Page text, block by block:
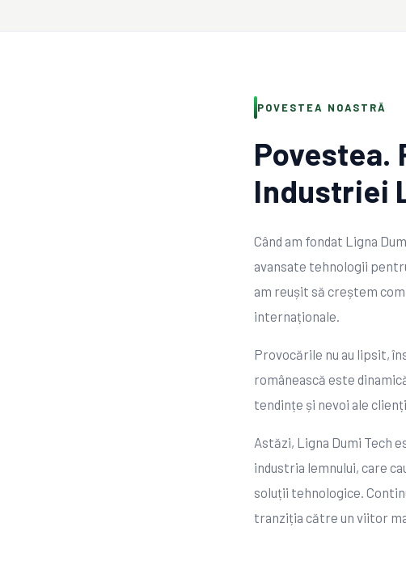
POVESTEA NOASTRĂ
Povestea.
Industriei
Când am fondat Ligna
avansate tehnologii
am reușit să creștem
internaționale.
Provocările nu au lipsit,
românească este
tendințe și nevoi ale
Astăzi, Ligna Dumi Tech
industria lemnului, care
soluții tehnologice.
tranziția către un viitor